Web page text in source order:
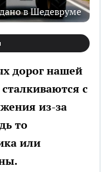
в Шедевруме
дорог нашей
с
из-за
то
или